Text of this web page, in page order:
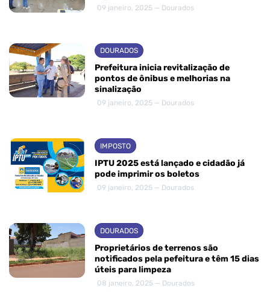
09 janeiro, 2025 — Dourados
DOURADOS
Prefeitura inicia revitalização de
pontos de ônibus e melhorias na
sinalização
09 janeiro, 2025 — Dourados
IMPOSTO
IPTU 2025 está lançado e cidadão já
pode imprimir os boletos
09 janeiro, 2025 — Dourados
DOURADOS
Proprietários de terrenos são
notificados pela pefeitura e têm 15 dias
úteis para limpeza
08 janeiro, 2025 — Dourados